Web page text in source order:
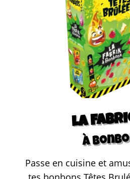
LA
à
Passe en cuisine et